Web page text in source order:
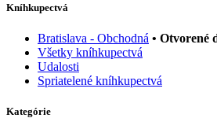
Kníhkupectvá
Bratislava - Obchodná • Otvorené
Všetky kníhkupectvá
Udalosti
Spriatelené kníhkupectvá
Kategórie